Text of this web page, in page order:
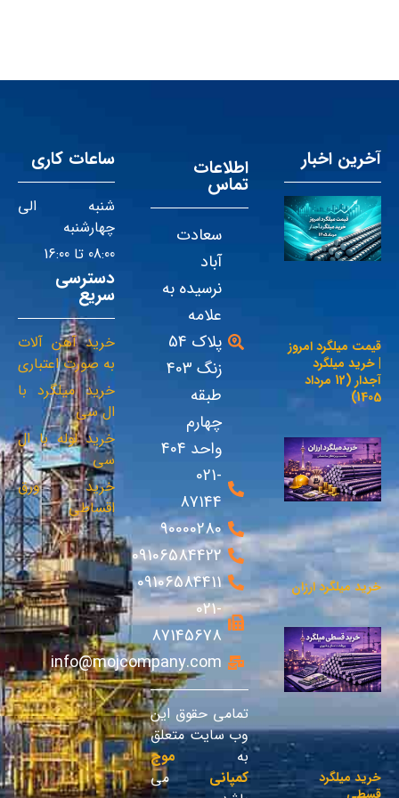
آخرین اخبار
قیمت میلگرد امروز
| خرید میلگرد
آجدار (12 مرداد
1405)
خرید میلگرد ارزان
خرید میلگرد
قسطی
اطلاعات
تماس
سعادت
آباد
نرسیده به
علامه
پلاک 54
زنگ 403
طبقه
چهارم
واحد 404
021-
87144
90000280
09106584422
09106584411
021-
87145678
info@mojcompany.com
تمامی حقوق این
وب سایت متعلق
به موج
کمپانیمی
ساعات کاری
شنبه الی
چهارشنبه
08:00 تا 16:00
دسترسی
سریع
خرید آهن آلات
به صورت اعتباری
خرید میلگرد با
ال سی
خرید لوله با ال
سی
خرید ورق
اقساطی